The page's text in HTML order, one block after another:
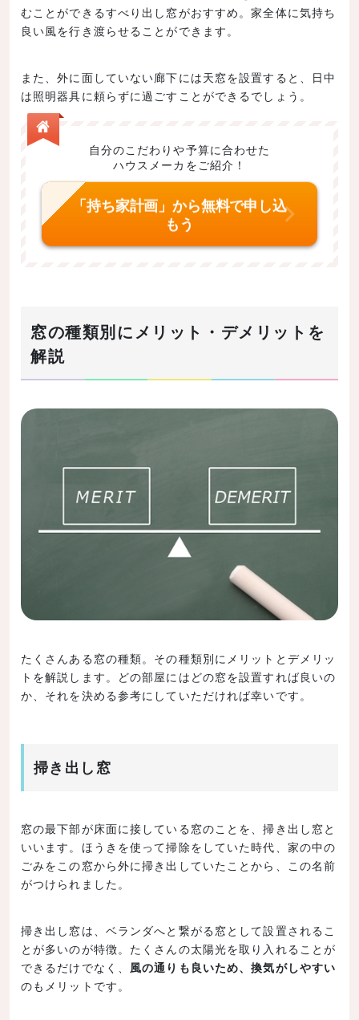
むことができるすべり出し窓がおすすめ。家全体に気持ち
良い風を行き渡らせることができます。
また、外に面していない廊下には天窓を設置すると、日中
は照明器具に頼らずに過ごすことができるでしょう。
自分のこだわりや予算に合わせた
ハウスメーカをご紹介！
「持ち家計画」から無料で申し込
もう
窓の種類別にメリット・デメリットを
解説
たくさんある窓の種類。その種類別にメリットとデメリッ
トを解説します。どの部屋にはどの窓を設置すれば良いの
か、それを決める参考にしていただければ幸いです。
掃き出し窓
窓の最下部が床面に接している窓のことを、掃き出し窓と
いいます。ほうきを使って掃除をしていた時代、家の中の
ごみをこの窓から外に掃き出していたことから、この名前
がつけられました。
掃き出し窓は、ベランダへと繋がる窓として設置されるこ
とが多いのが特徴。たくさんの太陽光を取り入れることが
できるだけでなく、 風の通りも良いため、換気がしやすい
のもメリットです。